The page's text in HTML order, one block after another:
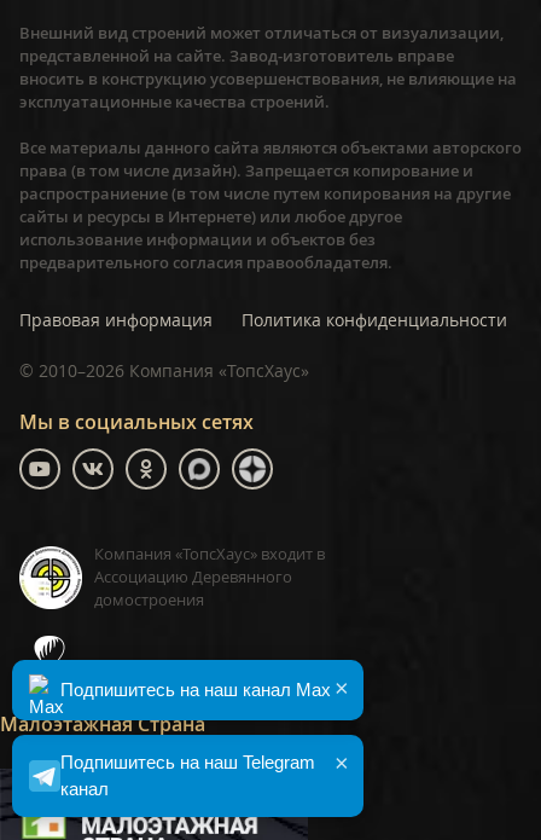
Мы в социальных сетях
Компания «ТопсХаус» входит в
Ассоциацию Деревянного
домостроения
Малоэтажная Страна
Внешний вид строений может отличаться от визуализации,
представленной на сайте. Завод-изготовитель вправе
вносить в конструкцию усовершенствования, не влияющие на
эксплуатационные качества строений.
Все материалы данного сайта являются объектами авторского
права (в том числе дизайн). Запрещается копирование и
распространиение (в том числе путем копирования на другие
сайты и ресурсы в Интернете) или любое другое
использование информации и объектов без
предварительного согласия правообладателя.
Правовая информация Политика конфиденциальности
© 2010–2026 Компания «ТопсХаус»
×
Подпишитесь на наш Telegram
канал
×
Подпишитесь на наш канал Max